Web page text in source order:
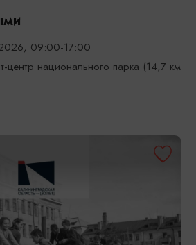
09:00-17:00
центр национального парка (14,7 км